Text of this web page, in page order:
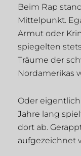
Beim Rap
Mittelpunkt.
Armut oder
spiegelten
Träume der
Nordamerikas
Oder
Jahre lang
dort ab.
aufgezeichnet